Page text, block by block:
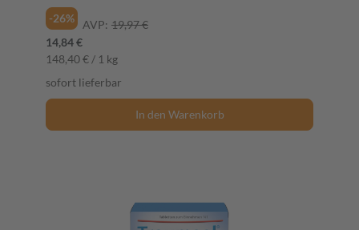
-26%
AVP: 19,97 €
14,84 €
148,40 € / 1 kg
sofort lieferbar
In den Warenkorb